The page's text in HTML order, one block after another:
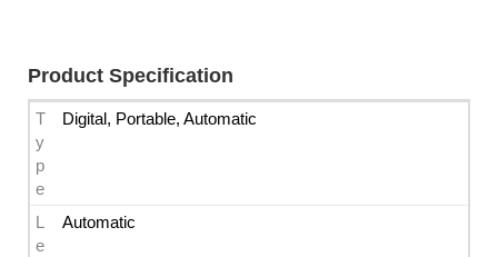
Product Specification
T
y
p
e
Digital, Portable, Automatic
L
e
Automatic